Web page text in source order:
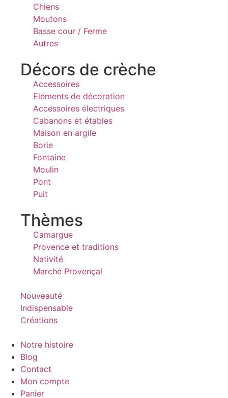
Chiens
Moutons
Basse cour / Ferme
Autres
Décors de crèche
Accessoires
Eléments de décoration
Accessoires électriques
Cabanons et étables
Maison en argile
Borie
Fontaine
Moulin
Pont
Puit
Thèmes
Camargue
Provence et traditions
Nativité
Marché Provençal
Nouveauté
Indispensable
Créations
Notre histoire
Blog
Contact
Mon compte
Panier